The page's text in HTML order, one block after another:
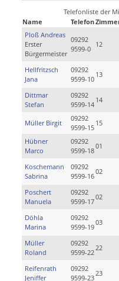
Telefonliste der
Name
Telefon
Ploß Andreas
Erster
Bürgermeister
09292
9599-0
12
Hellfritzsch
Jana
09292
9599-10
13
Dittmar
Stefan
09292
9599-14
14
Müller Birgit
09292
9599-15
15
Hübner
Marco
09292
9599-18
01
Koschemann
Sabrina
09292
9599-16
02
Poschert
Manuela
09292
9599-17
02
Döhla
Marina
09292
9599-19
03
Müller
Roland
09292
9599-22
22
Reifenrath
Jeniffer
09292
9599-23
23